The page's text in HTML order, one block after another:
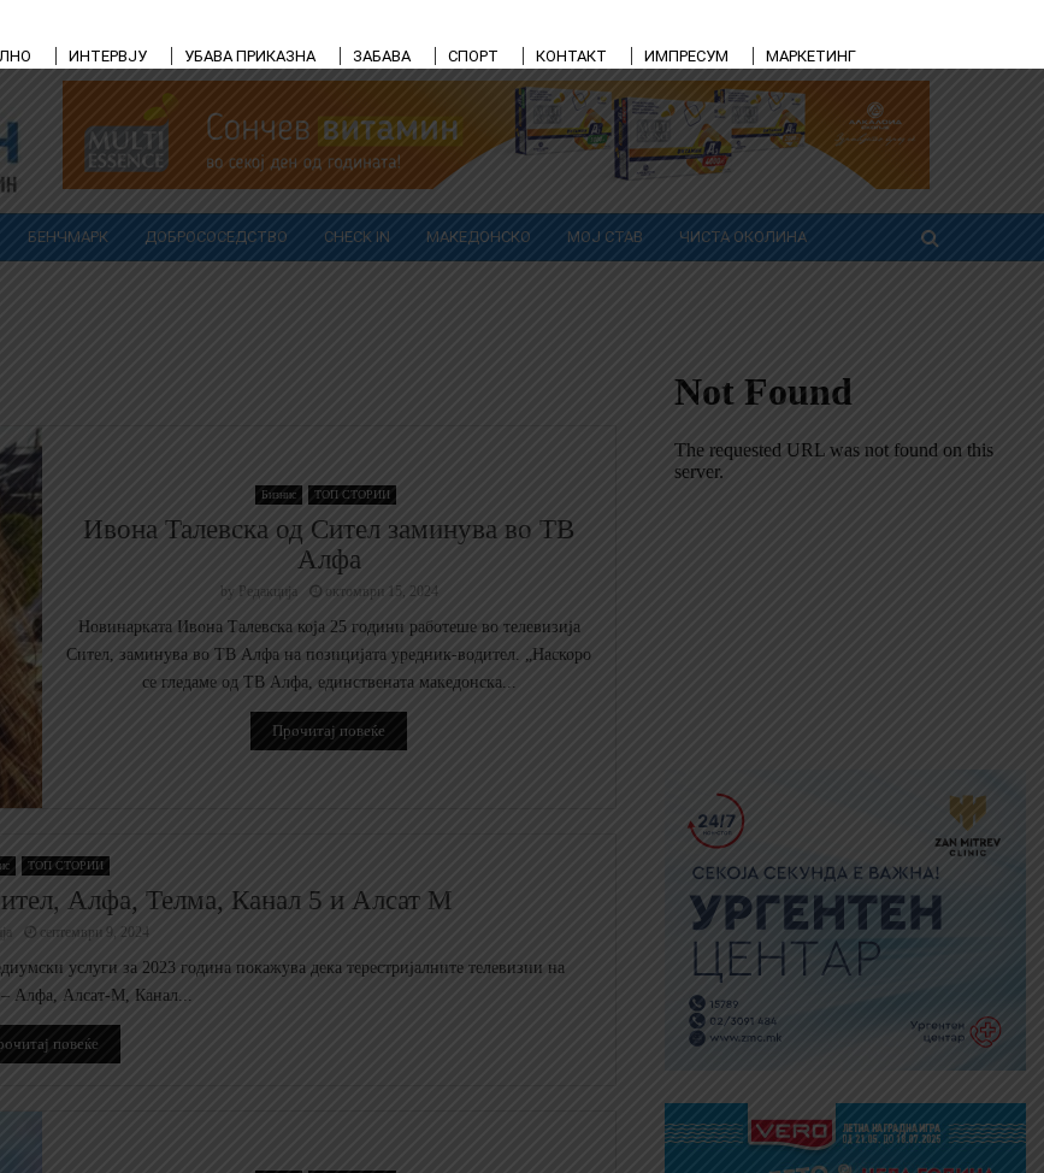
ИНТЕРВЈУ УБАВА ПРИКАЗНА ЗАБАВА СПОРТ КОНТАКТ ИМПРЕСУМ МАРКЕТИНГ
БЕНЧМАРК ДОБРОСОСЕДСТВО CHECK IN МАКЕДОНСКО МОЈ СТАВ ЧИСТА ОКОЛИНА
Бизнис ТОП СТОРИИ
Ивона Талевска од Сител заминува во ТВ
Алфа
by Редакција октомври 15, 2024
Новинарката Ивона Талевска која 25 години работеше во телевизија
Сител, заминува во ТВ Алфа на позицијата уредник-водител. „Наскоро
се гледаме од ТВ Алфа, единствената македонска...
Прочитај повеќе
ТОП СТОРИИ
Алфа, Телма, Канал 5 и Алсат М
септември 9, 2024
услуги за 2023 година покажува дека терестријалните телевизии на
Алфа, Алсат-М, Канал...
повеќе